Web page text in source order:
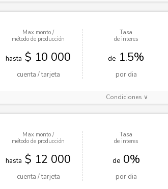
Max monto /
método de producción
hasta $ 10 000
cuenta / tarjeta
Tasa
de interes
de 1.5%
por dia
Condiciones ∨
Max monto /
método de producción
hasta $ 12 000
cuenta / tarjeta
Tasa
de interes
de0%
por dia